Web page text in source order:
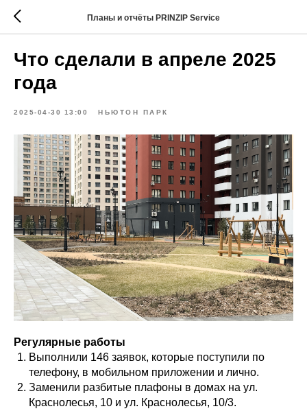
Планы и отчёты PRINZIP Service
Что сделали в апреле 2025
года
2025-04-30 13:00 НЬЮТОН ПАРК
Регулярные работы
Выполнили 146 заявок, которые поступили по
телефону, в мобильном приложении и лично.
Заменили разбитые плафоны в домах на ул.
Краснолесья, 10 и ул. Краснолесья, 10/3.